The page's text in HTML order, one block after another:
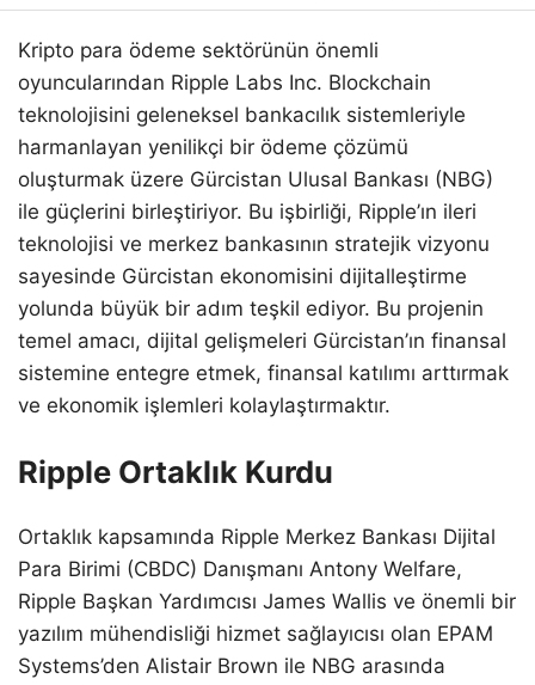
Kripto para ödeme sektörünün önemli
oyuncularından Ripple Labs Inc. Blockchain
teknolojisini geleneksel bankacılık sistemleriyle
harmanlayan yenilikçi bir ödeme çözümü
oluşturmak üzere Gürcistan Ulusal Bankası (NBG)
ile güçlerini birleştiriyor. Bu işbirliği, Ripple’ın ileri
teknolojisi ve merkez bankasının stratejik vizyonu
sayesinde Gürcistan ekonomisini dijitalleştirme
yolunda büyük bir adım teşkil ediyor. Bu projenin
temel amacı, dijital gelişmeleri Gürcistan’ın finansal
sistemine entegre etmek, finansal katılımı arttırmak
ve ekonomik işlemleri kolaylaştırmaktır.
Ripple Ortaklık Kurdu
Ortaklık kapsamında Ripple Merkez Bankası Dijital
Para Birimi (CBDC) Danışmanı Antony Welfare,
Ripple Başkan Yardımcısı James Wallis ve önemli bir
yazılım mühendisliği hizmet sağlayıcısı olan EPAM
Systems’den Alistair Brown ile NBG arasında